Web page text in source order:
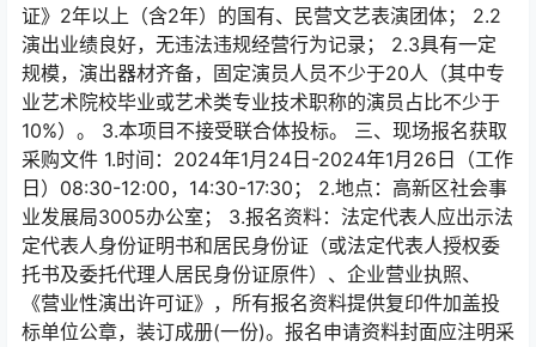
证》2年以上（含2年）的国有、民营文艺表演团体； 2.2
演出业绩良好，无违法违规经营行为记录； 2.3具有一定
规模，演出器材齐备，固定演员人员不少于20人（其中专
业艺术院校毕业或艺术类专业技术职称的演员占比不少于
10%）。 3.本项目不接受联合体投标。 三、现场报名获取
采购文件 1.时间：2024年1月24日-2024年1月26日（工作
日）08:30-12:00，14:30-17:30； 2.地点：高新区社会事
业发展局3005办公室； 3.报名资料：法定代表人应出示法
定代表人身份证明书和居民身份证（或法定代表人授权委
托书及委托代理人居民身份证原件）、企业营业执照、
《营业性演出许可证》，所有报名资料提供复印件加盖投
标单位公章，装订成册(一份)。报名申请资料封面应注明采